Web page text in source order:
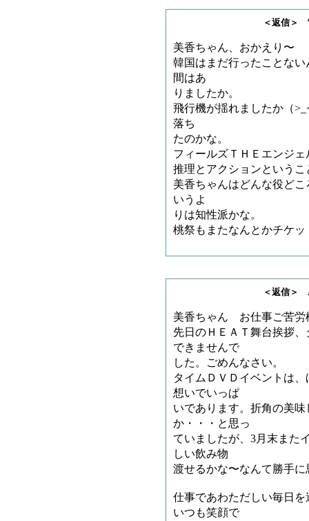
＜返信＞ 雷神王さ
美香ちゃん、おかえり〜
韓国はまだ行ったことな
間はあ
りましたか。
飛行機が揺れましたか（
落ち
たのかな。
フィールズＴＨＥエンジ
推理とアクションという
美香ちゃんはどんな役ど
いうよ
りは知性派かな。
桃祭もまたなんとかチケ
＜返信＞
美香ちゃん お仕事ご苦労
先日のＨＥＡＴ舞台挨拶
できませんで
した。ごめんなさい。
タイムＤＶＤイベントは
想いでいっぱ
いであります。折角の美
か・・・と思っ
ていましたが、3月末また
しい飲み物
渡せるかな〜なんて勝手
仕事であわただしい毎日
いつも笑顔で